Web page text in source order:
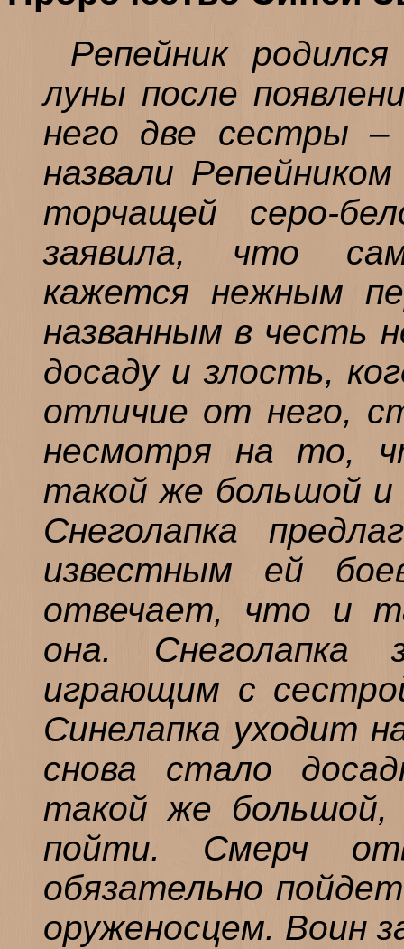
Репейник
луны после
него две сестры –
назвали
торчащей серо-
заявила, что
кажется нежным
названным в честь
досаду и злость,
отличие от него,
несмотря на то,
такой же большой и
Снеголапка
известным ей
отвечает, что и
она. Снеголапка
играющим с
Синелапка уходит
снова стало
такой же
пойти. Смерч
обязательно
оруженосцем. Воин